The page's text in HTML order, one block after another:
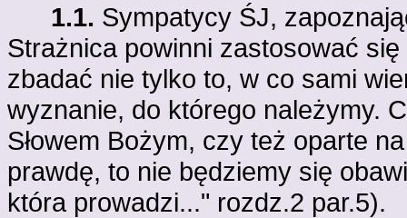
1.1. Sympatycy ŚJ,
Strażnica powinni zastosować
zbadać nie tylko to, w co sami
wyznanie, do którego należymy.
Słowem Bożym, czy też oparte
prawdę, to nie będziemy się
która prowadzi..." rozdz.2 par.5).